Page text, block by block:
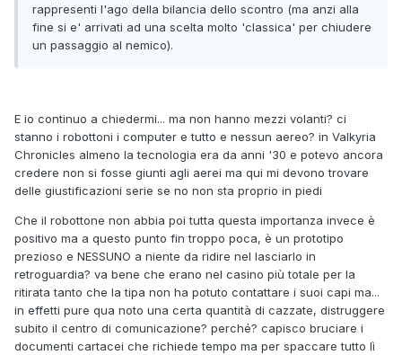
rappresenti l'ago della bilancia dello scontro (ma anzi alla
fine si e' arrivati ad una scelta molto 'classica' per chiudere
un passaggio al nemico).
E io continuo a chiedermi... ma non hanno mezzi volanti? ci
stanno i robottoni i computer e tutto e nessun aereo? in Valkyria
Chronicles almeno la tecnologia era da anni '30 e potevo ancora
credere non si fosse giunti agli aerei ma qui mi devono trovare
delle giustificazioni serie se no non sta proprio in piedi
Che il robottone non abbia poi tutta questa importanza invece è
positivo ma a questo punto fin troppo poca, è un prototipo
prezioso e NESSUNO a niente da ridire nel lasciarlo in
retroguardia? va bene che erano nel casino più totale per la
ritirata tanto che la tipa non ha potuto contattare i suoi capi ma...
in effetti pure qua noto una certa quantità di cazzate, distruggere
subito il centro di comunicazione? perché? capisco bruciare i
documenti cartacei che richiede tempo ma per spaccare tutto lì